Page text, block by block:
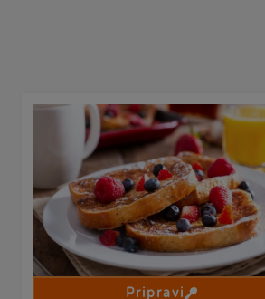
Pripravi